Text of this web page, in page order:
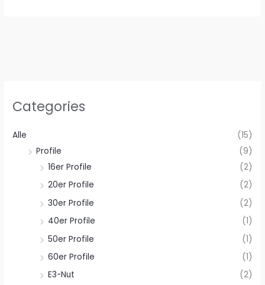
Categories
Alle
(15)
Profile
(9)
16er Profile
(2)
20er Profile
(2)
30er Profile
(2)
40er Profile
(1)
50er Profile
(1)
60er Profile
(1)
E3-Nut
(2)